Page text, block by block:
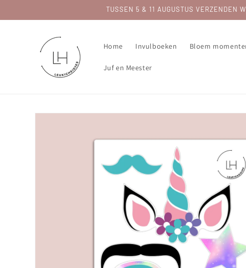
content
TUSSEN 5 & 11 AUGUSTUS
Home Invulboeken Bloem
Juf en Meester